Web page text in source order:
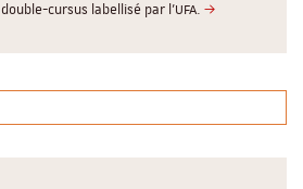
double-cursus labellisé par l'UFA.